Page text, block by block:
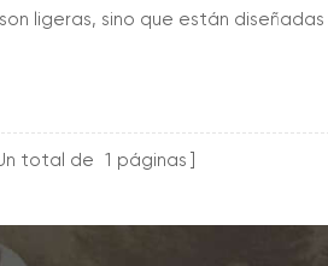
ligeras, sino que están
d...
total de 1 páginas